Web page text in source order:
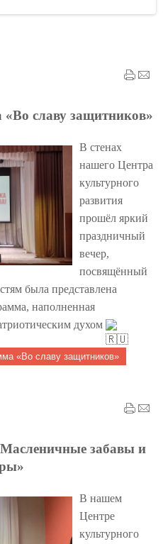
славу защитников»
В стенах
нашего Центра
культурного
развития
прошёл яркий
праздничный
вечер,
посвящённый
была представлена
наполненная
духом
«Во славу защитников»
забавы и
В нашем
Центре
культурного